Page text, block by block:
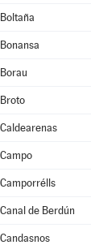
Boltaña
Bonansa
Borau
Broto
Caldearenas
Campo
Camporrélls
Canal de Berdún
Candasnos